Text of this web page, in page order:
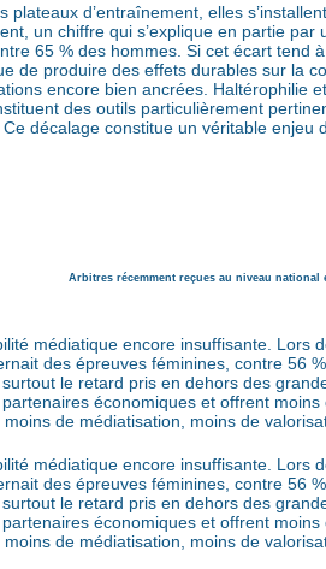
plateaux d’entraînement, elles
un chiffre qui s’explique en partie
65 % des hommes. Si cet écart tend
de produire des effets durables sur la
encore bien ancrées. Haltérophilie
des outils particulièrement
décalage constitue un véritable
Arbitres récemment reçues au niveau national
médiatique encore insuffisante. Lors
des épreuves féminines, contre 56
le retard pris en dehors des
économiques et offrent
de médiatisation, moins de
médiatique encore insuffisante. Lors
des épreuves féminines, contre 56
le retard pris en dehors des
économiques et offrent
de médiatisation, moins de